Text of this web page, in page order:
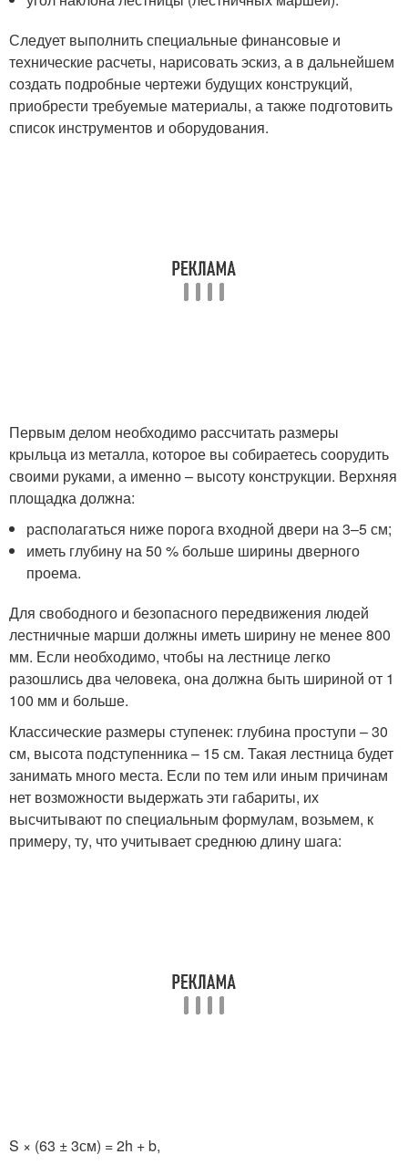
Следует выполнить специальные финансовые и
технические расчеты, нарисовать эскиз, а в дальнейшем
создать подробные чертежи будущих конструкций,
приобрести требуемые материалы, а также подготовить
список инструментов и оборудования.
Первым делом необходимо рассчитать размеры
крыльца из металла, которое вы собираетесь соорудить
своими руками, а именно – высоту конструкции. Верхняя
площадка должна:
располагаться ниже порога входной двери на 3–5 см;
иметь глубину на 50 % больше ширины дверного
проема.
Для свободного и безопасного передвижения людей
лестничные марши должны иметь ширину не менее 800
мм. Если необходимо, чтобы на лестнице легко
разошлись два человека, она должна быть шириной от 1
100 мм и больше.
Классические размеры ступенек: глубина проступи – 30
см, высота подступенника – 15 см. Такая лестница будет
занимать много места. Если по тем или иным причинам
нет возможности выдержать эти габариты, их
высчитывают по специальным формулам, возьмем, к
примеру, ту, что учитывает среднюю длину шага:
S × (63 ± 3см) = 2h + b,